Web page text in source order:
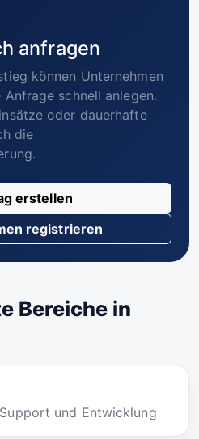
anfragen
können Unternehmen
schnell anlegen.
oder dauerhafte
die
erstellen
registrieren
Bereiche in
und Entwicklung